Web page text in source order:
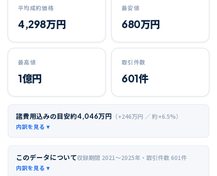
平均成約価格
4,298万円
最安値
680万円
最高値
1億円
取引件数
601件
諸費用込みの目安約4,046万円 （+246万円 ／ 約+6.5%）
このデータについて収録期間 2021〜2025年 ・取引件数 601件